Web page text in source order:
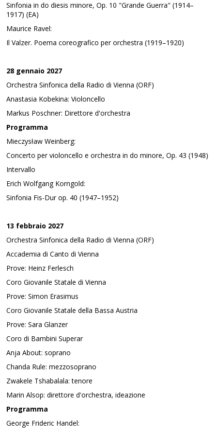
Sinfonia in do diesis minore, Op. 10 "Grande Guerra" (1914–
1917) (EA)
Maurice Ravel:
Il Valzer. Poema coreografico per orchestra (1919–1920)
28 gennaio 2027
Orchestra Sinfonica della Radio di Vienna (ORF)
Anastasia Kobekina: Violoncello
Markus Poschner: Direttore d'orchestra
Programma
Mieczysław Weinberg:
Concerto per violoncello e orchestra in do minore, Op. 43 (1948)
Intervallo
Erich Wolfgang Korngold:
Sinfonia Fis-Dur op. 40 (1947–1952)
13 febbraio 2027
Orchestra Sinfonica della Radio di Vienna (ORF)
Accademia di Canto di Vienna
Prove: Heinz Ferlesch
Coro Giovanile Statale di Vienna
Prove: Simon Erasimus
Coro Giovanile Statale della Bassa Austria
Prove: Sara Glanzer
Coro di Bambini Superar
Anja About: soprano
Chanda Rule: mezzosoprano
Zwakele Tshabalala: tenore
Marin Alsop: direttore d'orchestra, ideazione
Programma
George Frideric Handel: